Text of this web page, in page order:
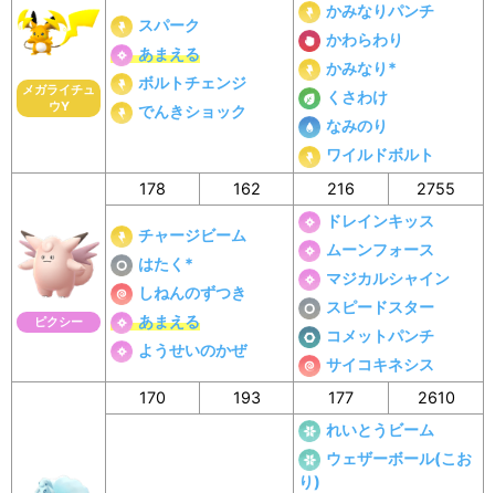
メガライチュ
ウY
スパーク
あまえる
ボルトチェンジ
でんきショック
かみなりパンチ
かわらわり
かみなり*
くさわけ
なみのり
ワイルドボルト
ピクシー
178 162 216 2755
チャージビーム
はたく*
しねんのずつき
あまえる
ようせいのかぜ
ドレインキッス
ムーンフォース
マジカルシャイン
スピードスター
コメットパンチ
サイコキネシス
170 193 177 2610
れいとうビーム
ウェザーボール(こお
り)